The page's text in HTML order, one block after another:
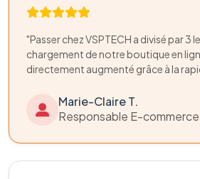
"Passer chez VSPTECH a divisé par 3
chargement de notre boutique en
directement augmenté grâce à la
Marie-Claire T.
Responsable E-commerce